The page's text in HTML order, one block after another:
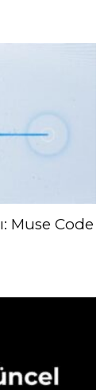
Muse Code